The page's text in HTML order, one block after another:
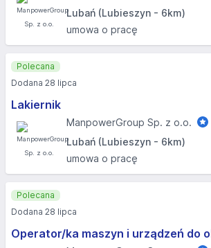
Lubań (Lubieszyn - 6km)
umowa o pracę
Lakiernik
ManpowerGroup Sp. z o.o.
Lubań (Lubieszyn - 6km)
umowa o pracę
Polecana
Dodana 28 lipca
Operator/ka maszyn i urządzeń do
Polecana
Dodana 28 lipca